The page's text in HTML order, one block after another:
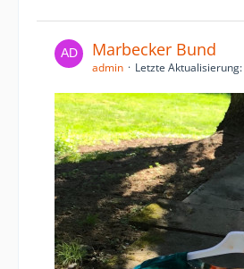
Marbecker Bund
admin Letzte Aktualisierung: